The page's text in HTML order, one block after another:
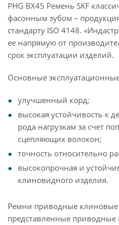
PHG BX45 Ремень SKF
фасонным зубом –
стандарту ISO 4148.
ее напрямую от
срок эксплуатации изделий.
Основные
улучшенный корд;
высокая устойчивость к
рода нагрузкам за счет
сцепляющих волокон;
точность относительно
высокопрочная и
клиновидного изделия.
Ремни приводные клиновые
представленные